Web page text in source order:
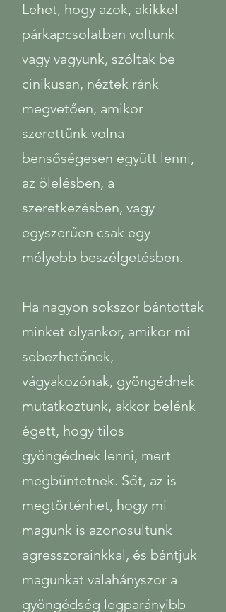
Lehet, hogy azok, akikkel
párkapcsolatban voltunk
vagy vagyunk, szóltak be
cinikusan, néztek ránk
megvetően, amikor
szerettünk volna
bensőségesen együtt lenni,
az ölelésben, a
szeretkezésben, vagy
egyszerűen csak egy
mélyebb beszélgetésben.
​Ha nagyon sokszor bántottak
minket olyankor, amikor mi
sebezhetőnek,
vágyakozónak, gyöngédnek
mutatkoztunk, akkor belénk
égett, hogy tilos
gyöngédnek lenni, mert
megbüntetnek. Sőt, az is
megtörténhet, hogy mi
magunk is azonosultunk
agresszorainkkal, és bántjuk
magunkat valahányszor a
gyöngédség legparányibb